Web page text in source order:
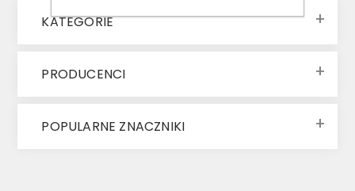
KATEGORIE
PRODUCENCI
POPULARNE ZNACZNIKI